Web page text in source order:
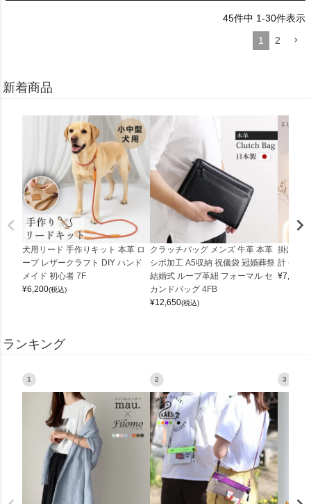
45件中 1-30件表示
1
2
新着商品
犬用リード 手作りキット 本革 ロ
ープ レザークラフト DIY ハンド
メイド 初心者 7F
¥6,200(税込)
クラッチバッグ メンズ 牛革 本革
シボ加工 A5収納 祝儀袋 冠婚葬祭
結婚式 ループ革紐 フォーマル セ
カンドバッグ 4FB
¥12,650(税込)
掛け時
計
¥7,150
ランキング
1 2 3